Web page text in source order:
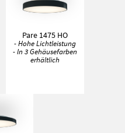
Pare 1475 HO
- Hohe Lichtleistung
- In 3 Gehäusefarben
erhältlich